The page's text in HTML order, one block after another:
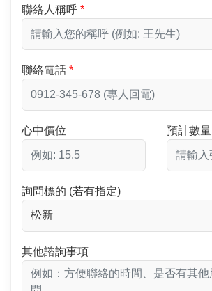
聯絡人稱呼
聯絡電話
心中價位
預計數量
詢問標的 (若有指定)
其他諮詢事項